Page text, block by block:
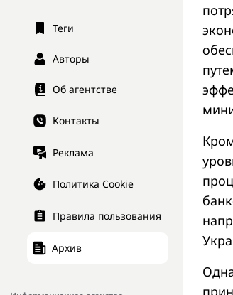
Теги
Авторы
Об агентстве
Контакты
Реклама
Политика Cookie
Правила пользования
Архив